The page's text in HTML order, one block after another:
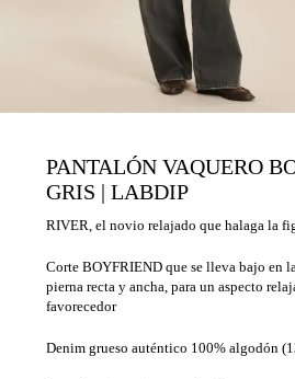
PANTALÓN VAQUERO
GRIS | LABDIP
RIVER, el novio relajado que halaga la
Corte BOYFRIEND que se lleva bajo en
pierna recta y ancha, para un aspecto
favorecedor
Denim grueso auténtico 100% algodón